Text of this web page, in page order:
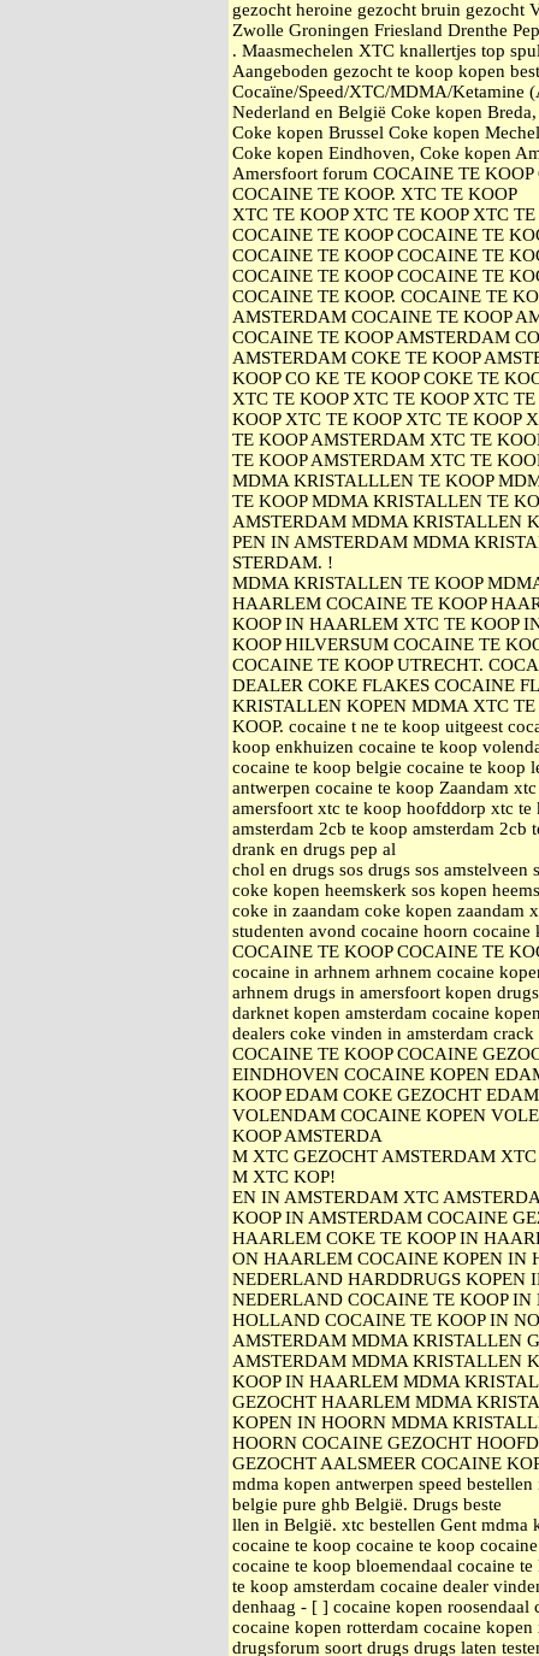
gezocht heroine gezocht bruin gezocht
Zwolle Groningen Friesland Drenthe
. Maasmechelen XTC knallertjes top
Aangeboden gezocht te koop kopen
Cocaïne/Speed/XTC/MDMA/Ketamine
Nederland en België Coke kopen
Coke kopen Brussel Coke kopen
Coke kopen Eindhoven, Coke kopen
Amersfoort forum COCAINE TE
COCAINE TE KOOP. XTC TE KOOP
XTC TE KOOP XTC TE KOOP XTC
COCAINE TE KOOP COCAINE TE
COCAINE TE KOOP COCAINE TE
COCAINE TE KOOP COCAINE TE
COCAINE TE KOOP. COCAINE TE
AMSTERDAM COCAINE TE KOOP
COCAINE TE KOOP AMSTERDAM
AMSTERDAM COKE TE KOOP
KOOP CO KE TE KOOP COKE TE
XTC TE KOOP XTC TE KOOP XTC
KOOP XTC TE KOOP XTC TE KOOP
TE KOOP AMSTERDAM XTC TE
TE KOOP AMSTERDAM XTC TE
MDMA KRISTALLLEN TE KOOP
TE KOOP MDMA KRISTALLEN TE
AMSTERDAM MDMA KRISTALLEN
PEN IN AMSTERDAM MDMA
STERDAM. !
MDMA KRISTALLEN TE KOOP
HAARLEM COCAINE TE KOOP
KOOP IN HAARLEM XTC TE KOOP
KOOP HILVERSUM COCAINE TE
COCAINE TE KOOP UTRECHT.
DEALER COKE FLAKES COCAINE
KRISTALLEN KOPEN MDMA XTC
KOOP. cocaine t ne te koop uitgeest
koop enkhuizen cocaine te koop
cocaine te koop belgie cocaine te koop
antwerpen cocaine te koop Zaandam
amersfoort xtc te koop hoofddorp xtc te
amsterdam 2cb te koop amsterdam 2cb
drank en drugs pep al
chol en drugs sos drugs sos amstelveen
coke kopen heemskerk sos kopen
coke in zaandam coke kopen zaandam
studenten avond cocaine hoorn
COCAINE TE KOOP COCAINE TE
cocaine in arhnem arhnem cocaine
arhnem drugs in amersfoort kopen
darknet kopen amsterdam cocaine
dealers coke vinden in amsterdam
COCAINE TE KOOP COCAINE
EINDHOVEN COCAINE KOPEN
KOOP EDAM COKE GEZOCHT
VOLENDAM COCAINE KOPEN
KOOP AMSTERDA
M XTC GEZOCHT AMSTERDAM
M XTC KOP!
EN IN AMSTERDAM XTC
KOOP IN AMSTERDAM COCAINE
HAARLEM COKE TE KOOP IN
ON HAARLEM COCAINE KOPEN IN
NEDERLAND HARDDRUGS KOPEN
NEDERLAND COCAINE TE KOOP
HOLLAND COCAINE TE KOOP IN
AMSTERDAM MDMA KRISTALLEN
AMSTERDAM MDMA KRISTALLEN
KOOP IN HAARLEM MDMA
GEZOCHT HAARLEM MDMA
KOPEN IN HOORN MDMA
HOORN COCAINE GEZOCHT
GEZOCHT AALSMEER COCAINE
mdma kopen antwerpen speed
belgie pure ghb België. Drugs beste
llen in België. xtc bestellen Gent mdma
cocaine te koop cocaine te koop
cocaine te koop bloemendaal cocaine
te koop amsterdam cocaine dealer
denhaag - [ ] cocaine kopen
cocaine kopen rotterdam cocaine
drugsforum soort drugs drugs laten